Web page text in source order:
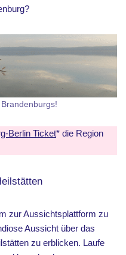
Berlin Ticket* die Region
zur Aussichtsplattform zu
Aussicht über das
zu erblicken. Laufe